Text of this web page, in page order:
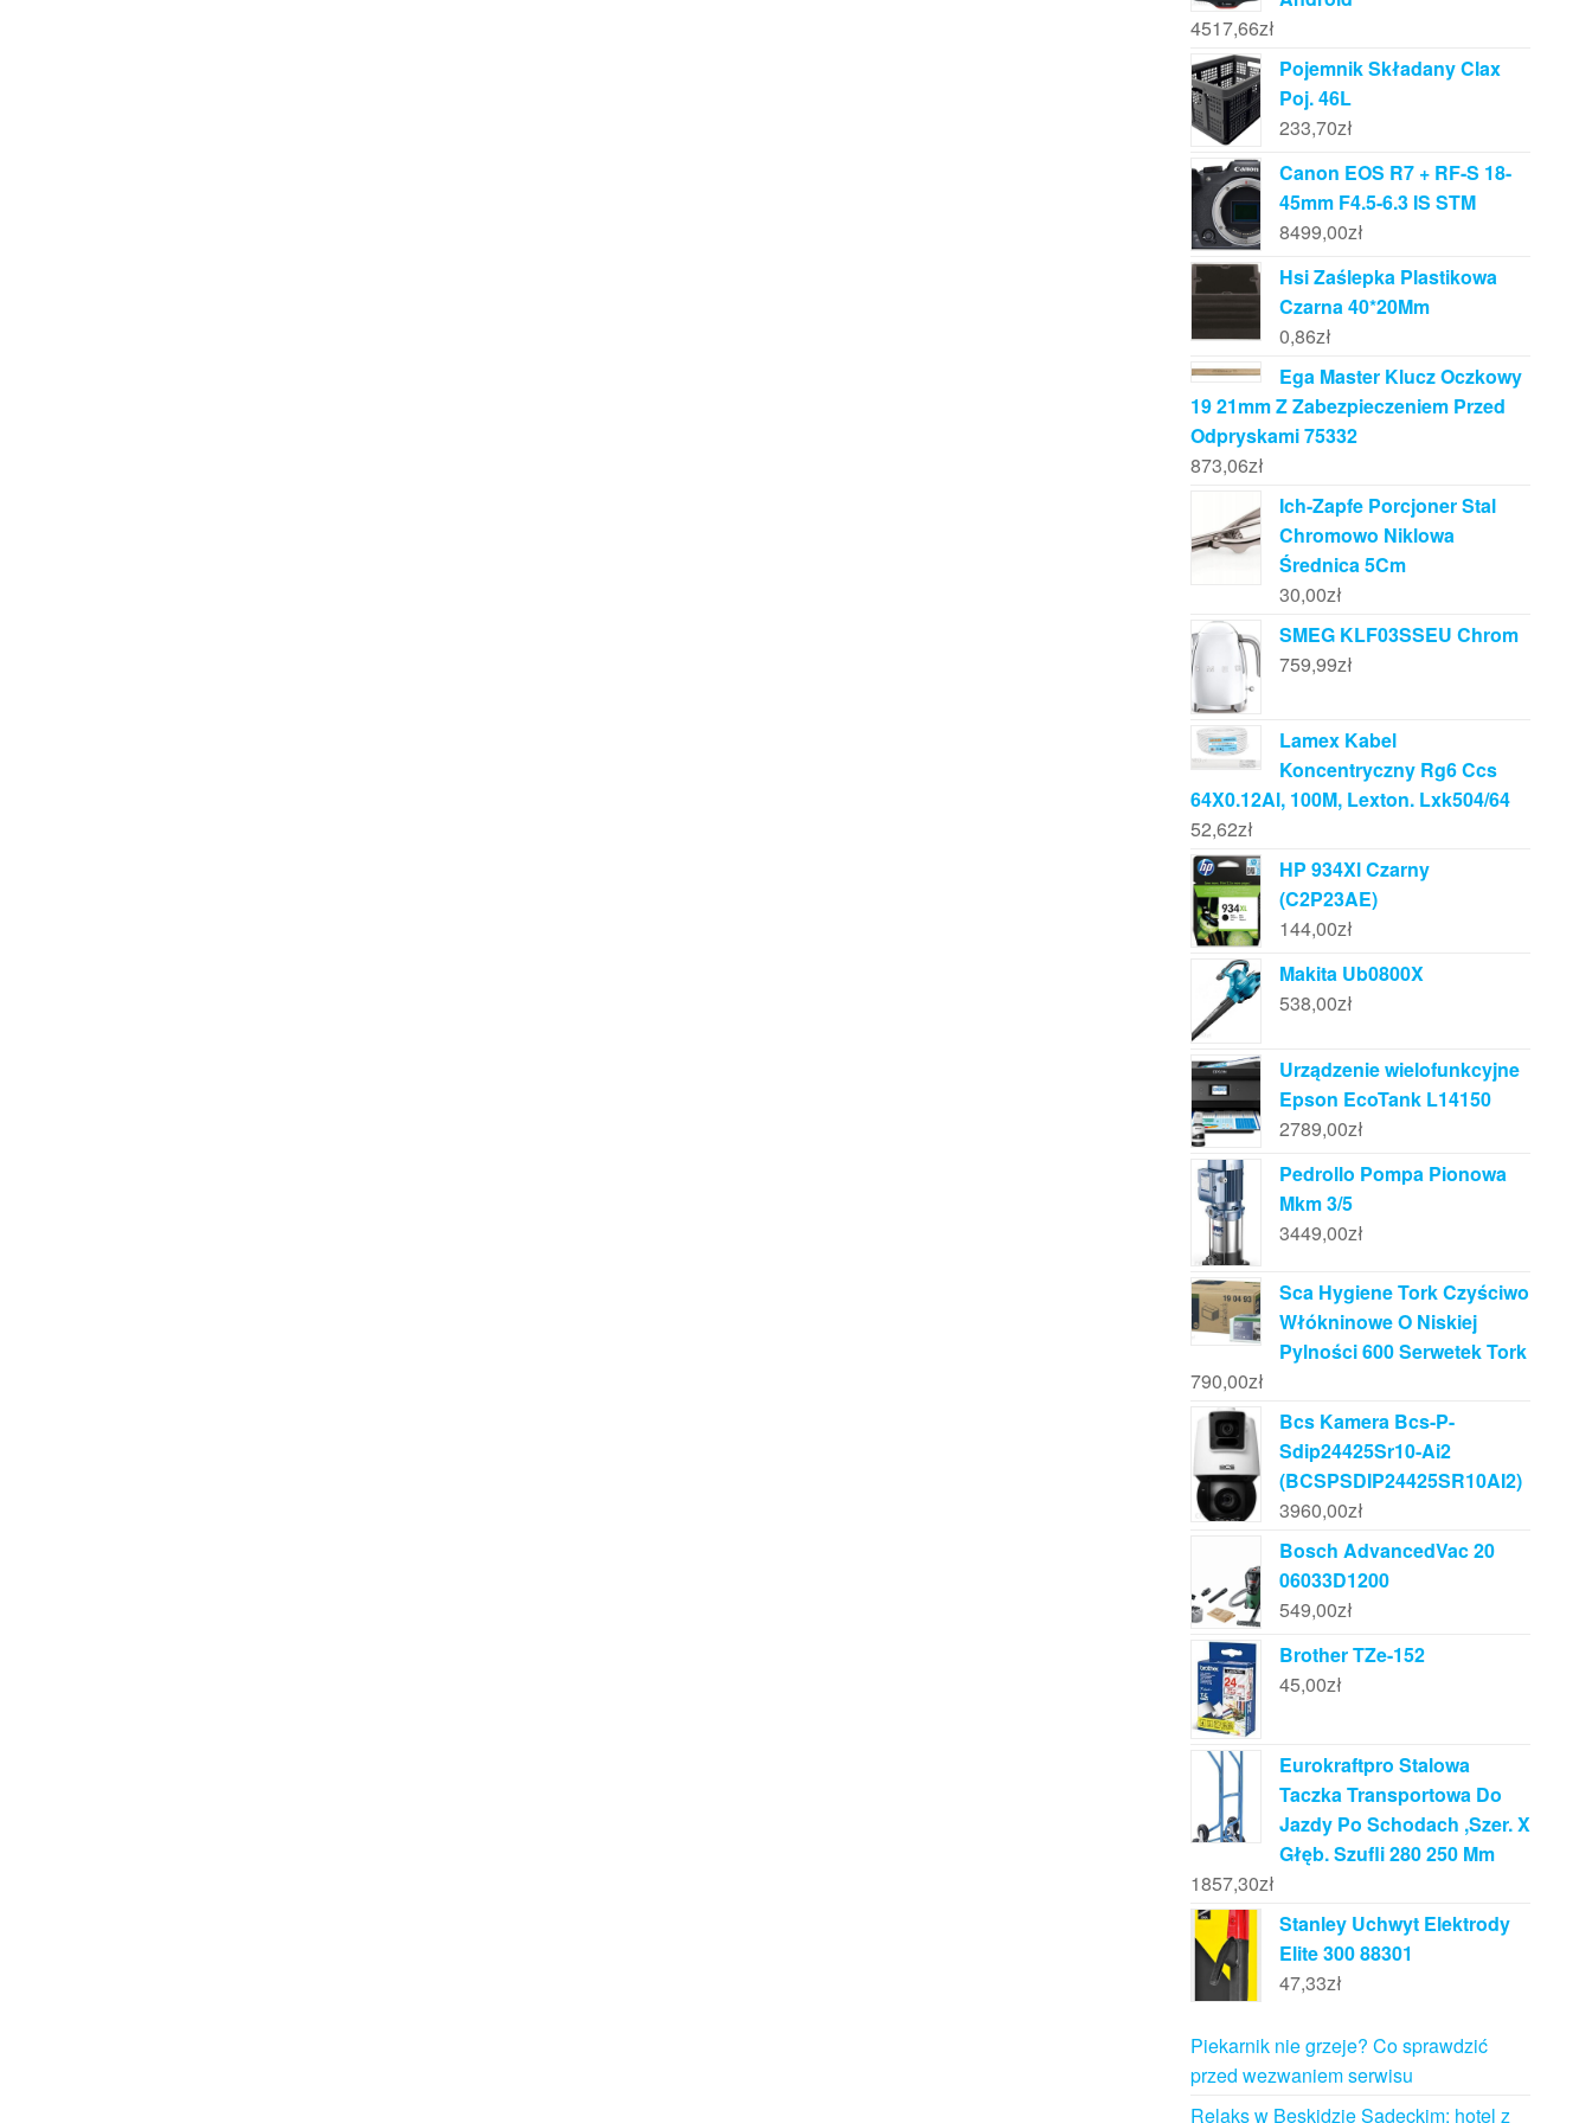
4517,66zł
Pojemnik Składany Clax
Poj. 46L
233,70zł
Canon EOS R7 + RF-S 18-
45mm F4.5-6.3 IS STM
8499,00zł
Hsi Zaślepka Plastikowa
Czarna 40*20Mm
0,86zł
Ega Master Klucz Oczkowy
19 21mm Z Zabezpieczeniem Przed
Odpryskami 75332
873,06zł
Ich-Zapfe Porcjoner Stal
Chromowo Niklowa
Średnica 5Cm
30,00zł
SMEG KLF03SSEU Chrom
759,99zł
Lamex Kabel
Koncentryczny Rg6 Ccs
64X0.12Al, 100M, Lexton. Lxk504/64
52,62zł
HP 934Xl Czarny
(C2P23AE)
144,00zł
Makita Ub0800X
538,00zł
Urządzenie wielofunkcyjne
Epson EcoTank L14150
2789,00zł
Pedrollo Pompa Pionowa
Mkm 3/5
3449,00zł
Sca Hygiene Tork Czyściwo
Włókninowe O Niskiej
Pylności 600 Serwetek Tork
790,00zł
Bcs Kamera Bcs-P-
Sdip24425Sr10-Ai2
(BCSPSDIP24425SR10AI2)
3960,00zł
Bosch AdvancedVac 20
06033D1200
549,00zł
Brother TZe-152
45,00zł
Eurokraftpro Stalowa
Taczka Transportowa Do
Jazdy Po Schodach ,Szer. X
Głęb. Szufli 280 250 Mm
1857,30zł
Stanley Uchwyt Elektrody
Elite 300 88301
47,33zł
Piekarnik nie grzeje? Co sprawdzić
przed wezwaniem serwisu
Relaks w Beskidzie Sądeckim: hotel z